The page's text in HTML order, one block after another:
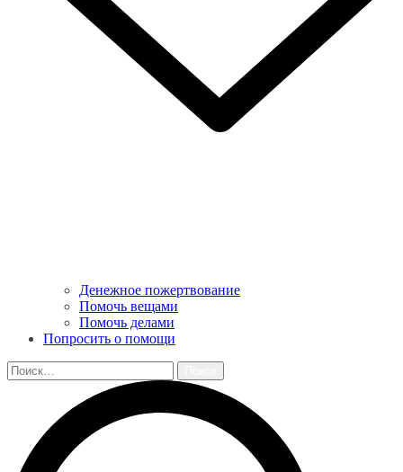
Денежное пожертвование
Помочь вещами
Помочь делами
Попросить о помощи
Найти: